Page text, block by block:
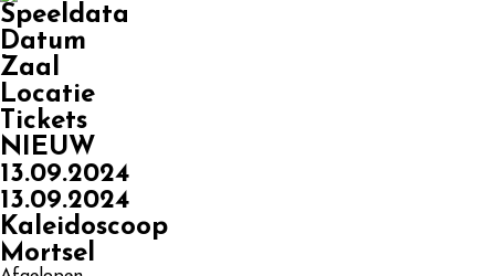
Speeldata
Datum
Zaal
Locatie
Tickets
NIEUW
13.09.2024
13.09.2024
Kaleidoscoop
Mortsel